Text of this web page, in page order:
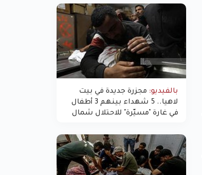
بالفيديو: مجزرة جديدة في بيت
لاهيا.. 5 شهداء بينهم 3 أطفال
في غارة "مسيّرة" للاحتلال شمال